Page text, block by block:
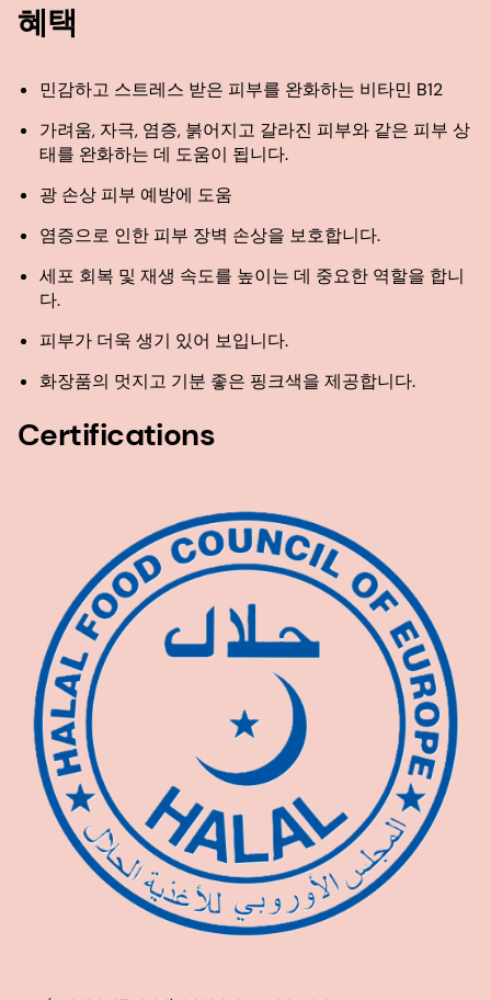
혜택
민감하고 스트레스 받은 피부를 완화하는 비타민 B12
가려움, 자극, 염증, 붉어지고 갈라진 피부와 같은 피부 상
태를 완화하는 데 도움이 됩니다.
광 손상 피부 예방에 도움
염증으로 인한 피부 장벽 손상을 보호합니다.
세포 회복 및 재생 속도를 높이는 데 중요한 역할을 합니
다.
피부가 더욱 생기 있어 보입니다.
화장품의 멋지고 기분 좋은 핑크색을 제공합니다.
Certifications